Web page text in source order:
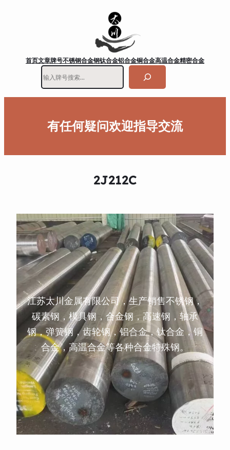
首页文章牌号不锈钢合金钢钛合金铝合金铜合金高温合金精密合金
有任何疑问欢迎指导交流
2J212C
江苏太川金属有限公司，生产销售不锈钢，
碳素钢，模具钢，合金钢，高速钢，轴承
钢，弹簧钢，齿轮钢，铝合金，钛合金，铜
合金，高温合金等各种合金特殊钢。